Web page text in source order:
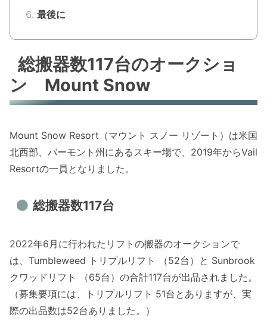
最後に
総搬器数117台のオークショ
ン Mount Snow
Mount Snow Resort（マウント スノー リゾート）は米国
北西部、バーモント州にあるスキー場で、2019年からVail
Resortの一員となりました。
総搬器数117台
2022年6月に行われたリフトの搬器のオークションで
は、Tumbleweed トリプルリフト （52台）と Sunbrook
クワッドリフト （65台）の合計117台が出品されました。
（募集要項には、トリプルリフト 51台とありますが、実
際の出品数は52台ありました。）